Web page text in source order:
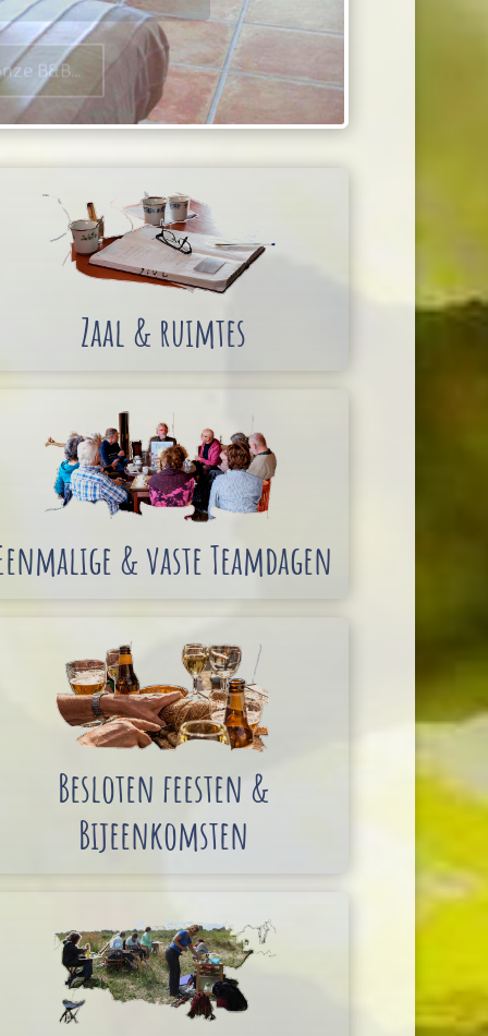
B&B...
Zaal & ruimtes
& vaste Teamdagen
Besloten feesten &
Bijeenkomsten